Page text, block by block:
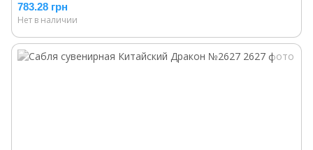
783.28 грн
Нет в наличии